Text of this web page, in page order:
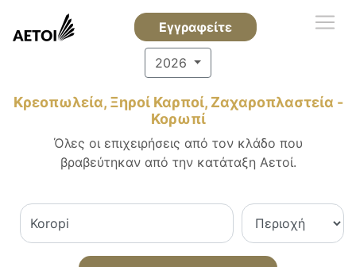
Εγγραφείτε
2026
Κρεοπωλεία, Ξηροί Καρποί, Ζαχαροπλαστεία -
Κορωπί
Όλες οι επιχειρήσεις από τον κλάδο που
βραβεύτηκαν από την κατάταξη Αετοί.